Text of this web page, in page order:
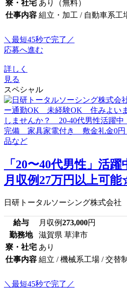
寮・社宅 あり（無料）
仕事内容 組立・加工 / 自動車系工
＼最短45秒で完了／
応募へ進む
詳しく
見る
スペシャル
「20〜40代男性」活
月収例27万円以上可
日研トータルソーシング株式会社
給与 月収例273,000円
勤務地
滋賀県 草津市
寮・社宅 あり
仕事内容 組立 / 機械系工場 / 交替制
＼最短45秒で完了／